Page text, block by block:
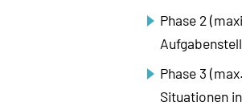
Phase 2
Phase 3
Situationen